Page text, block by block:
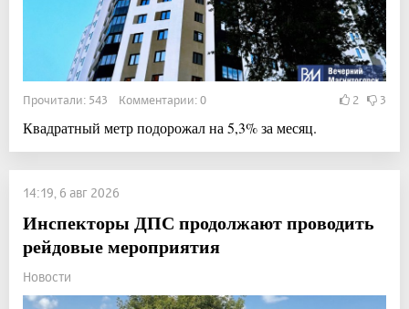
Прочитали: 543 Комментарии: 0 2 3
Квадратный метр подорожал на 5,3% за месяц.
14:19, 6 авг 2026
Инспекторы ДПС продолжают проводить
рейдовые мероприятия
Новости